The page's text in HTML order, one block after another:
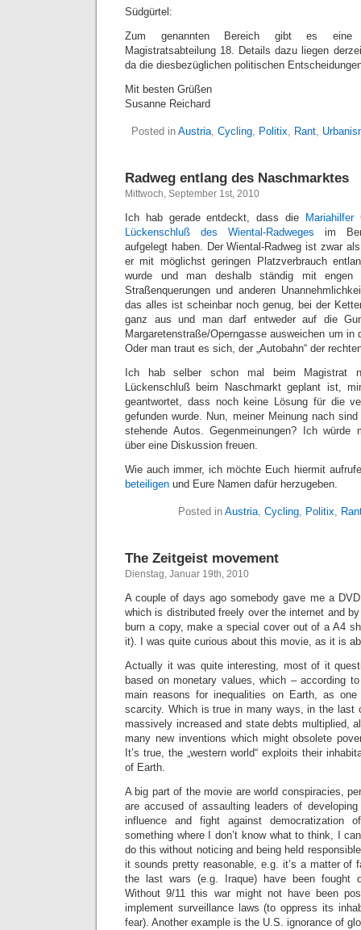
Südgürtel:
Zum genannten Bereich gibt es eine
Magistratsabteilung 18. Details dazu liegen
da die diesbezüglichen politischen
Mit besten Grüßen
Susanne Reichard
Posted in Austria Cycling Politix Rant
Radweg entlang des Naschmarktes
Mittwoch, September 1st, 2010
Ich hab gerade entdeckt, dass die
Mariahilfer
Lückenschluß des Wiental-Radweges im
aufgelegt haben. Der Wiental-Radweg ist zwar
er mit möglichst geringen Platzverbrauch
wurde und man deshalb ständig mit engen
Straßenquerungen und anderen
das alles ist scheinbar noch genug, bei der
ganz aus und man darf entweder auf die
Margaretenstraße/Operngasse ausweichen um in
Oder man traut es sich, der „Autobahn“ der
Ich hab selber schon mal beim Magistrat
Lückenschluß beim Naschmarkt geplant ist,
geantwortet, dass noch keine Lösung für die
gefunden wurde. Nun, meiner Meinung nach
stehende Autos. Gegenmeinungen? Ich würde
über eine Diskussion freuen.
Wie auch immer, ich möchte Euch hiermit
beteiligen und Eure Namen dafür herzugeben.
Posted in Austria Cycling Politix
The Zeitgeist movement
Dienstag, Januar 19th, 2010
A couple of days ago somebody gave me a
which is distributed freely over the internet and
burn a copy, make a special cover out of a A4
it). I was quite curious about this movie, as it is
Actually it was quite interesting, most of it
based on monetary values, which – according
main reasons for inequalities on Earth, as
scarcity. Which is true in many ways, in the last
massively increased and state debts multiplied,
many new inventions which might obsolete
It’s true, the „western world“ exploits their
of Earth.
A big part of the movie are world conspiracies,
are accused of assaulting leaders of
influence and fight against democratization
something where I don’t know what to think, I
do this without noticing and being held
it sounds pretty reasonable, e.g. it’s a matter of
the last wars (e.g. Iraque) have been fought
Without 9/11 this war might not have been
implement surveillance laws (to oppress its
fear). Another example is the U.S. ignorance of